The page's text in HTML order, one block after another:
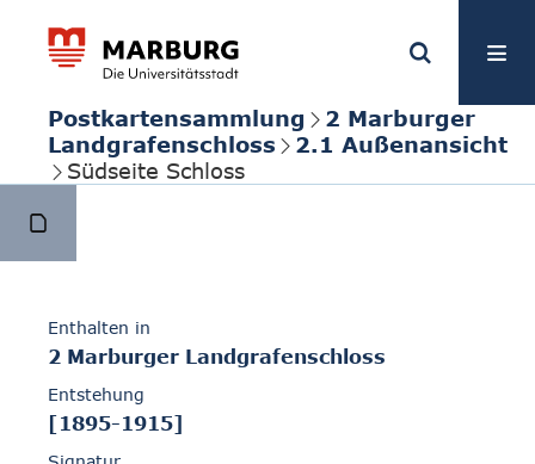
Postkartensammlung
2 Marburger
Landgrafenschloss
2.1 Außenansicht
Südseite Schloss
Enthalten in
2 Marburger Landgrafenschloss
Entstehung
[1895-1915]